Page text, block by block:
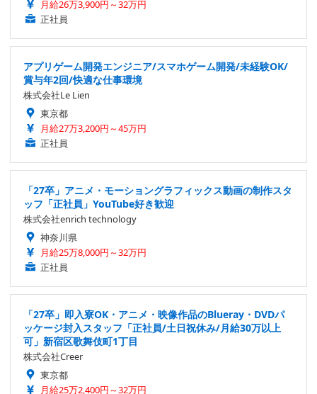
月給26万3,900円～32万円
正社員
アプリゲーム開発エンジニア/スマホゲーム開発/未経験OK/
賞与年2回/快適な仕事環境
株式会社Le Lien
東京都
月給27万3,200円～45万円
正社員
「27卒」アニメ・モーショングラフィックス動画の制作スタ
ッフ「正社員」YouTube好き歓迎
株式会社enrich technology
神奈川県
月給25万8,000円～32万円
正社員
「27卒」即入寮OK・アニメ・映像作品のBlueray・DVDパ
ッケージ封入スタッフ「正社員/土日祝休み/月給30万以上
可」新宿区歌舞伎町1丁目
株式会社Creer
東京都
月給25万2,400円～32万円